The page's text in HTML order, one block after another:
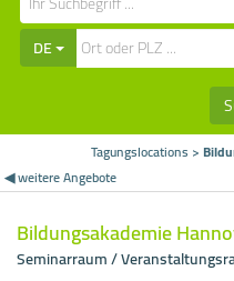
DE
Tagungslocations >
◀ weitere Angebote
Bildungsakademie
Seminarraum /